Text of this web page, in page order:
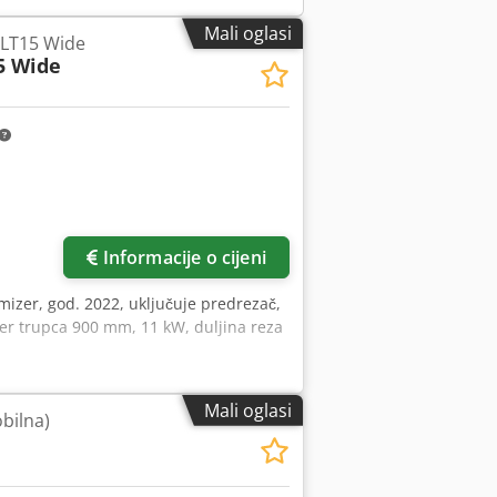
branik je nažalost lagano
60 tračnih pila Dcodpfxszagkzj Al
tanke trupce te dodatna oprema
Mali oglasi
Wide
Wide
Informacije o cijeni
god. 2022, uključuje predrezač,
trupca 900 mm, 11 kW, duljina reza
Mali oglasi